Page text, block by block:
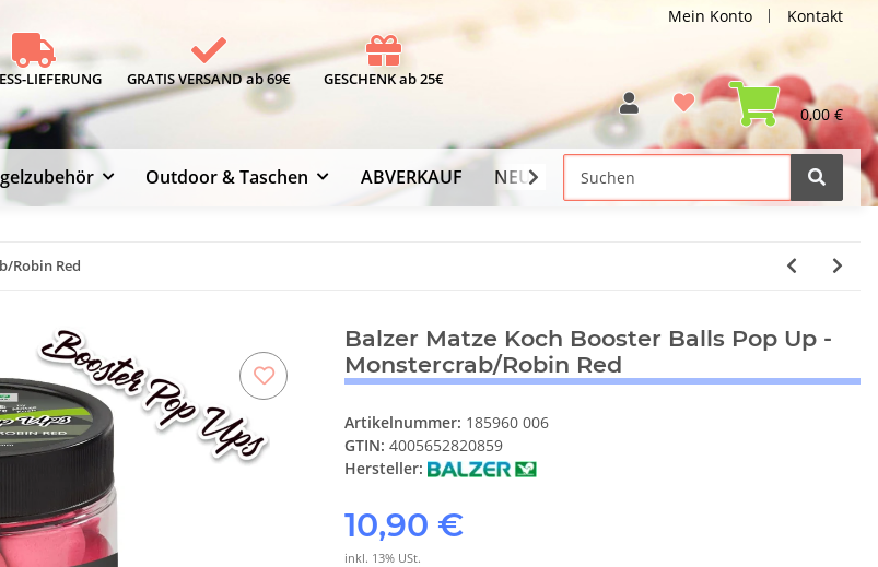
Mein Konto Kontakt
LIEFERUNG GRATIS VERSAND ab 69€ GESCHENK ab 25€
0,00 €
Outdoor & Taschen ABVERKAUF NEU Versand-Info
Robin Red
Balzer Matze Koch Booster Balls Pop Up -
Monstercrab/Robin Red
Artikelnummer: 185960 006
GTIN: 4005652820859
Hersteller:
10,90 €
inkl. 13% USt.